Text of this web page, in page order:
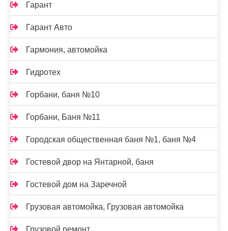
Гарант
Гарант Авто
Гармония, автомойка
Гидротех
Горбани, баня №10
Горбани, Баня №11
Городская общественная баня №1, баня №4
Гостевой двор на Янтарной, баня
Гостевой дом на Заречной
Грузовая автомойка, Грузовая автомойка
Грузовой ремонт